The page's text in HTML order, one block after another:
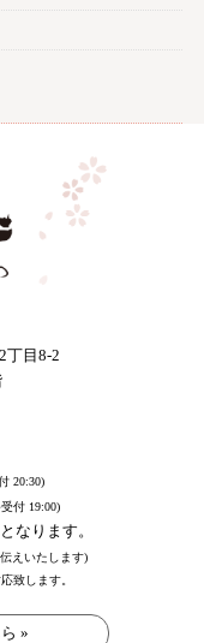
丁目8-2
20:30)
付 19:00)
なります。
えいたします)
致します。
»